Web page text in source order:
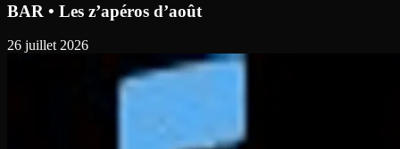
BAR • Les z’apéros d’août
26 juillet 2026